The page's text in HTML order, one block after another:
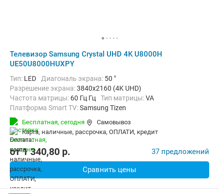
Телевизор Samsung Crystal UHD 4K U8000H
UE50U8000HUXPY
Тип: LED Диагональ экрана: 50 "
Разрешение экрана:3840x2160 (4K UHD)
Частота матрицы: 60 Гц Гц Тип матрицы:VA
Платформа Smart TV:Samsung Tizen
Беспроводные интерфейсы:
Бесплатная, сегодня
Самовывоз
карта, наличные, рассрочка, ОПЛАТИ, кредит
от1 340,80 p. 37 предложений
Сравнить цены